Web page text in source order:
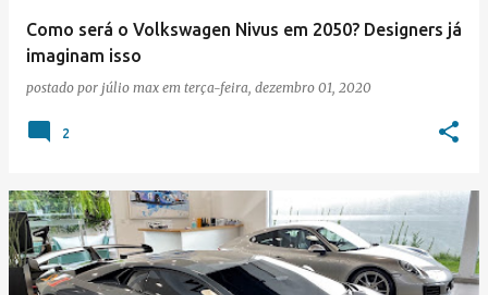
Como será o Volkswagen Nivus em 2050? Designers já
imaginam isso
postado por júlio max em terça-feira, dezembro 01, 2020
2